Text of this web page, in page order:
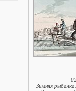
Зимняя